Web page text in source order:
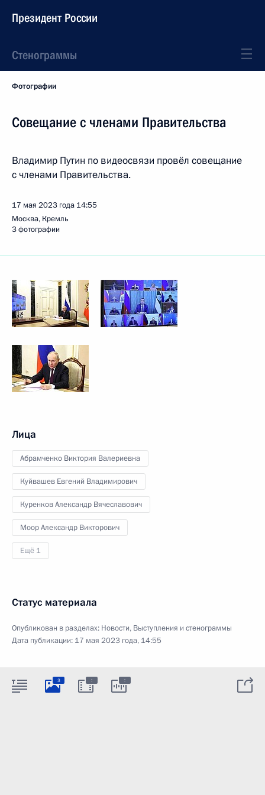
Президент России
Стенограммы
Фотографии
Совещание с членами Правительства
Владимир Путин по видеосвязи провёл совещание
с членами Правительства.
17 мая 2023 года 14:55
Москва, Кремль
3 фотографии
Лица
Абрамченко Виктория Валериевна
Куйвашев Евгений Владимирович
Куренков Александр Вячеславович
Моор Александр Викторович
Ещё 1
Статус материала
Опубликован в разделах: Новости, Выступления и стенограммы
Дата публикации: 17 мая 2023 года, 14:55
3 : :